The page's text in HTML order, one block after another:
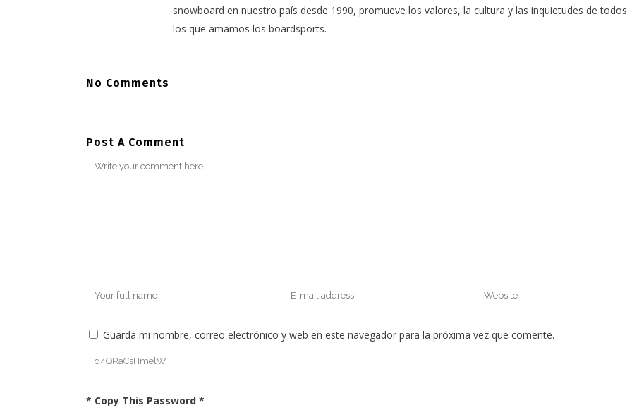
snowboard en nuestro país desde 1990, promueve los valores, la cultura y las inquietudes de todos
los que amamos los boardsports.
No Comments
Post A Comment
Guarda mi nombre, correo electrónico y web en este navegador para la próxima vez que comente.
* Copy This Password *